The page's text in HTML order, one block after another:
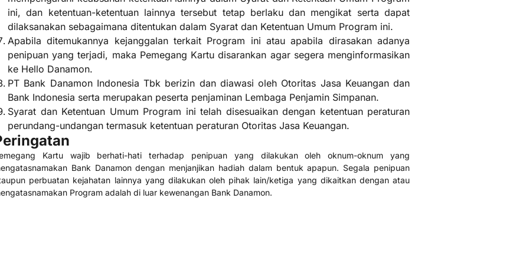
ini, dan ketentuan-ketentuan lainnya tersebut tetap berlaku dan mengikat serta dapat
dilaksanakan sebagaimana ditentukan dalam Syarat dan Ketentuan Umum Program ini.
Apabila ditemukannya kejanggalan terkait Program ini atau apabila dirasakan adanya
penipuan yang terjadi, maka Pemegang Kartu disarankan agar segera menginformasikan
ke Hello Danamon.
PT Bank Danamon Indonesia Tbk berizin dan diawasi oleh Otoritas Jasa Keuangan dan
Bank Indonesia serta merupakan peserta penjaminan Lembaga Penjamin Simpanan.
Syarat dan Ketentuan Umum Program ini telah disesuaikan dengan ketentuan peraturan
perundang-undangan termasuk ketentuan peraturan Otoritas Jasa Keuangan.
Kartu wajib berhati-hati terhadap penipuan yang dilakukan oleh oknum-oknum yang
Bank Danamon dengan menjanjikan hadiah dalam bentuk apapun. Segala penipuan
perbuatan kejahatan lainnya yang dilakukan oleh pihak lain/ketiga yang dikaitkan dengan atau
Program adalah di luar kewenangan Bank Danamon.